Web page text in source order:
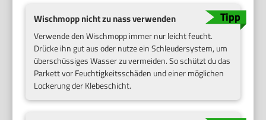
Wischmopp nicht zu nass verwenden
Verwende den Wischmopp immer nur leicht feucht.
Drücke ihn gut aus oder nutze ein Schleudersystem, um
überschüssiges Wasser zu vermeiden. So schützt du das
Parkett vor Feuchtigkeitsschäden und einer möglichen
Lockerung der Klebeschicht.